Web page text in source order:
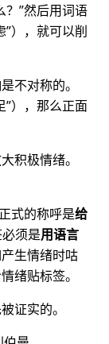
？”然后用词语
），就可以削
不对称的。
”），那么正面
积极情绪。
式的称呼是给
须是用语言
生情绪时咕
绪贴标签。
证实的。